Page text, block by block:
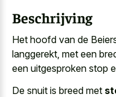
Beschrijving
Het hoofd van de
langgerekt, met een
een uitgesproken stop
De snuit is breed met